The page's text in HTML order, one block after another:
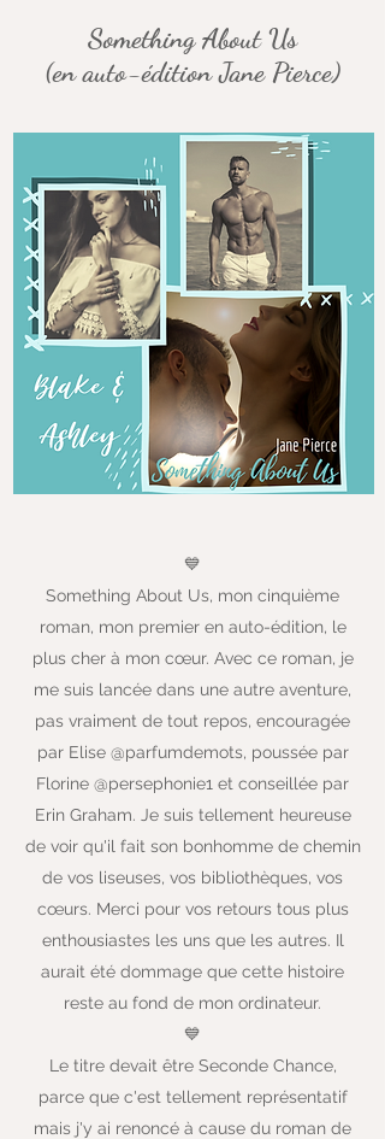
Something About Us
(en auto-édition Jane Pierce)
💙
Something About Us, mon cinquième
roman, mon premier en auto-édition, le
plus cher à mon cœur. Avec ce roman, je
me suis lancée dans une autre aventure,
pas vraiment de tout repos, encouragée
par Elise @parfumdemots, poussée par
Florine @persephonie1 et conseillée par
Erin Graham. Je suis tellement heureuse
de voir qu'il fait son bonhomme de chemin
de vos liseuses, vos bibliothèques, vos
cœurs. Merci pour vos retours tous plus
enthousiastes les uns que les autres. Il
aurait été dommage que cette histoire
reste au fond de mon ordinateur.
💙
Le titre devait être Seconde Chance,
parce que c'est tellement représentatif
mais j'y ai renoncé à cause du roman de